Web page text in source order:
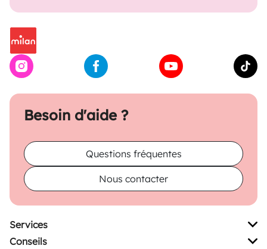
Besoin d'aide ?
Questions fréquentes
Nous contacter
Services
Conseils